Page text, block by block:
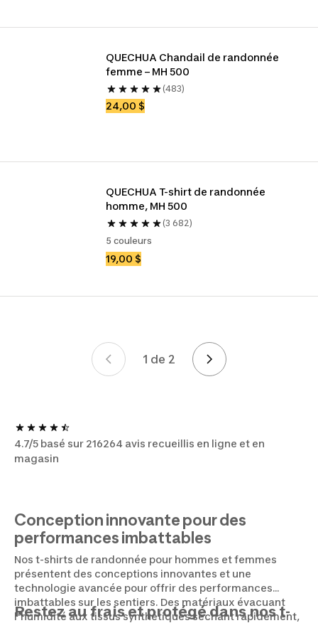
QUECHUA Chandail de randonnée
femme – MH 500
(483)
24,00 $
QUECHUA T-shirt de randonnée
homme, MH 500
(3 682)
5 couleurs
19,00 $
1 de 2Page 1 de 2
4.7/5 basé sur 216264 avis recueillis en ligne et en
magasin
Conception innovante pour des
performances imbattables
Nos t-shirts de randonnée pour hommes et femmes
présentent des conceptions innovantes et une
technologie avancée pour offrir des performances
imbattables sur les sentiers. Des matériaux évacuant
l'humidité aux tissus synthétiques séchant rapidement,
Restez au frais et protégé dans nos t-